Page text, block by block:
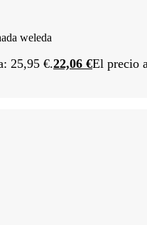
weleda
25,95 €.22,06 €El precio